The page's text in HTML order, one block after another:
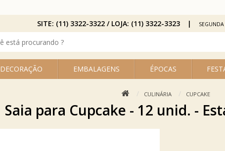
DECORAÇÃO EMBALAGENS ÉPOCAS
SITE: (11) 3322-3322 / LOJA: (11) 3322-3323
CULINÁRIA CUPCAKE
Saia para Cupcake - 12 unid. -